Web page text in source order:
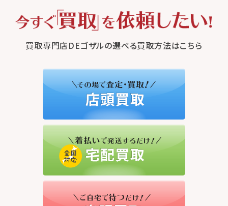
買取専門店DEゴザルの選べる買取方法はこちら